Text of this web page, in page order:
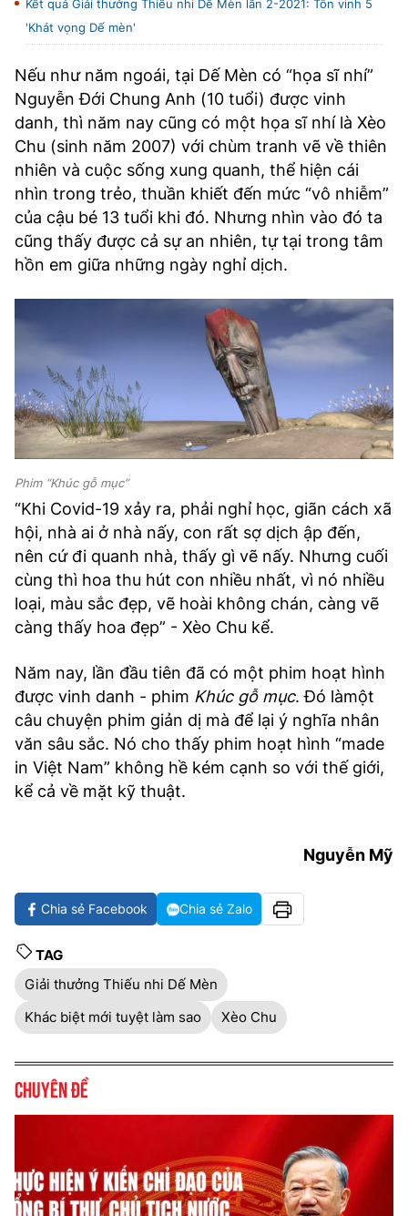
Kết quả Giải thưởng Thiếu nhi Dế Mèn lần 2-2021: Tôn vinh 5
'Khát vọng Dế mèn'
Nếu như năm ngoái, tại Dế Mèn có “họa sĩ nhí”
Nguyễn Đới Chung Anh (10 tuổi) được vinh
danh, thì năm nay cũng có một họa sĩ nhí là Xèo
Chu (sinh năm 2007) với chùm tranh vẽ về thiên
nhiên và cuộc sống xung quanh, thể hiện cái
nhìn trong trẻo, thuần khiết đến mức “vô nhiễm”
của cậu bé 13 tuổi khi đó. Nhưng nhìn vào đó ta
cũng thấy được cả sự an nhiên, tự tại trong tâm
hồn em giữa những ngày nghỉ dịch.
Phim “Khúc gỗ mục”
“Khi Covid-19 xảy ra, phải nghỉ học, giãn cách xã
hội, nhà ai ở nhà nấy, con rất sợ dịch ập đến,
nên cứ đi quanh nhà, thấy gì vẽ nấy. Nhưng cuối
cùng thì hoa thu hút con nhiều nhất, vì nó nhiều
loại, màu sắc đẹp, vẽ hoài không chán, càng vẽ
càng thấy hoa đẹp” - Xèo Chu kể.
Năm nay, lần đầu tiên đã có một phim hoạt hình
được vinh danh - phim Khúc gỗ mục. Đó làmột
câu chuyện phim giản dị mà để lại ý nghĩa nhân
văn sâu sắc. Nó cho thấy phim hoạt hình “made
in Việt Nam” không hề kém cạnh so với thế giới,
kể cả về mặt kỹ thuật.
Nguyễn Mỹ
Chia sẻ Facebook Chia sẻ Zalo
TAG
Giải thưởng Thiếu nhi Dế Mèn
Khác biệt mới tuyệt làm sao
Xèo Chu
Chuyên đề